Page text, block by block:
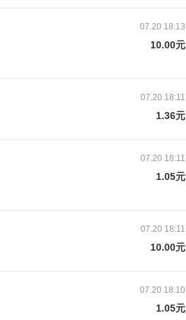
07.20 18:13
10.00元
07.20 18:11
1.36元
07.20 18:11
1.05元
07.20 18:11
10.00元
07.20 18:10
1.05元